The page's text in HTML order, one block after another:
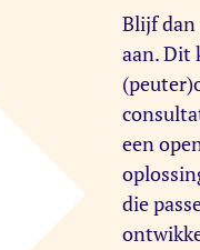
Blijf dan
aan. Dit
een
die